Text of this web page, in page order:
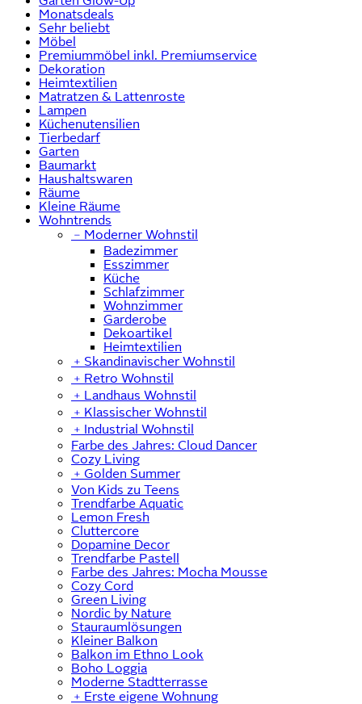
Monatsdeals
Sehr beliebt
Möbel
Premiummöbel inkl. Premiumservice
Dekoration
Heimtextilien
Matratzen & Lattenroste
Lampen
Küchenutensilien
Tierbedarf
Garten
Baumarkt
Haushaltswaren
Räume
Kleine Räume
Wohntrends
﹣ Moderner Wohnstil
Badezimmer
Esszimmer
Küche
Schlafzimmer
Wohnzimmer
Garderobe
Dekoartikel
Heimtextilien
﹢ Skandinavischer Wohnstil
﹢ Retro Wohnstil
﹢ Landhaus Wohnstil
﹢ Klassischer Wohnstil
﹢ Industrial Wohnstil
Farbe des Jahres: Cloud Dancer
Cozy Living
﹢ Golden Summer
Von Kids zu Teens
Trendfarbe Aquatic
Lemon Fresh
Cluttercore
Dopamine Decor
Trendfarbe Pastell
Farbe des Jahres: Mocha Mousse
Cozy Cord
Green Living
Nordic by Nature
Stauraumlösungen
Kleiner Balkon
Balkon im Ethno Look
Boho Loggia
Moderne Stadtterrasse
﹢ Erste eigene Wohnung